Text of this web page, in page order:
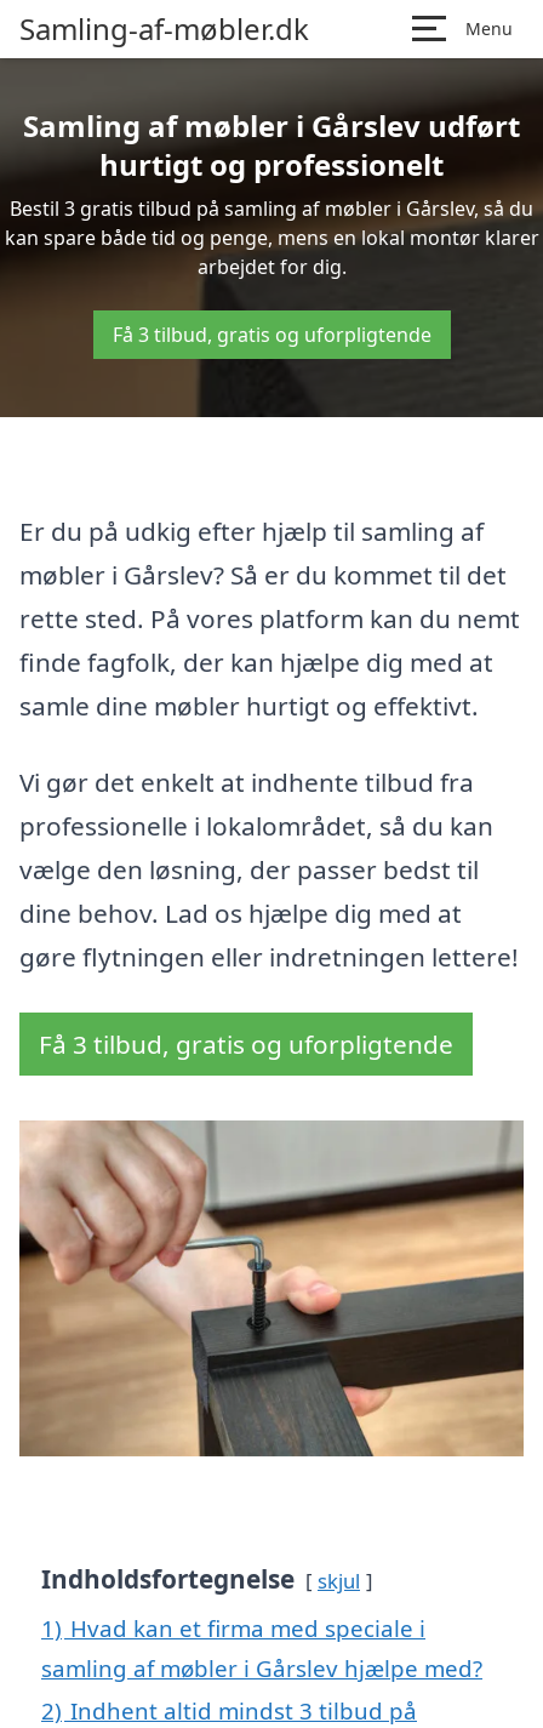
Samling-af-møbler.dk Menu
Samling af møbler i Gårslev udført
hurtigt og professionelt
Bestil 3 gratis tilbud på samling af møbler i Gårslev, så du
kan spare både tid og penge, mens en lokal montør klarer
arbejdet for dig.
Få 3 tilbud, gratis og uforpligtende
Er du på udkig efter hjælp til samling af
møbler i Gårslev? Så er du kommet til det
rette sted. På vores platform kan du nemt
finde fagfolk, der kan hjælpe dig med at
samle dine møbler hurtigt og effektivt.
Vi gør det enkelt at indhente tilbud fra
professionelle i lokalområdet, så du kan
vælge den løsning, der passer bedst til
dine behov. Lad os hjælpe dig med at
gøre flytningen eller indretningen lettere!
Få 3 tilbud, gratis og uforpligtende
Indholdsfortegnelse skjul
1) Hvad kan et firma med speciale i
samling af møbler i Gårslev hjælpe med?
2) Indhent altid mindst 3 tilbud på